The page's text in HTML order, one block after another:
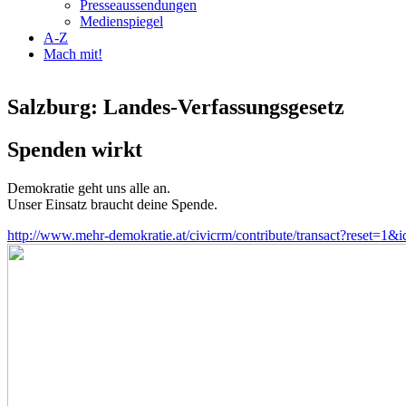
Presseaussendungen
Medienspiegel
A-Z
Mach mit!
Salzburg: Landes-Verfassungsgesetz
Spenden wirkt
Demokratie geht uns alle an.
Unser Einsatz braucht deine Spende.
http://www.mehr-demokratie.at/civicrm/contribute/